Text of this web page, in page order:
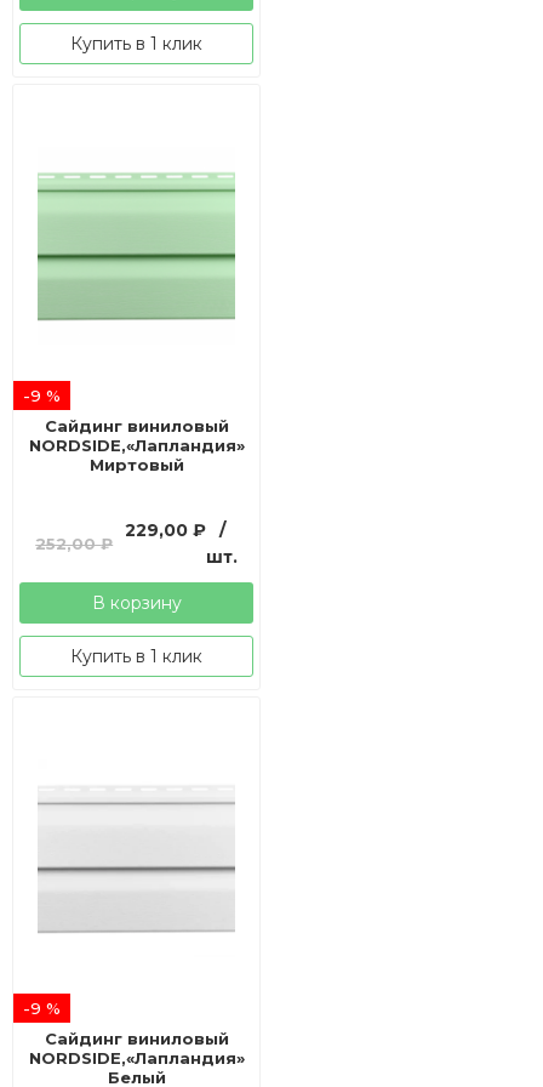
Купить в 1 клик
-9 %
Сайдинг виниловый
NORDSIDE,«Лапландия»
Миртовый
252,00₽
Первоначальная
составляла
252,00 ₽.
229,00₽
Текущая
229,00 ₽.
/
шт.
В корзину
Купить в 1 клик
-9 %
Сайдинг виниловый
NORDSIDE,«Лапландия»
Белый